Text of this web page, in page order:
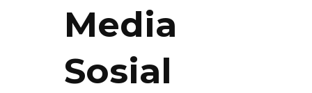
Media
Sosial